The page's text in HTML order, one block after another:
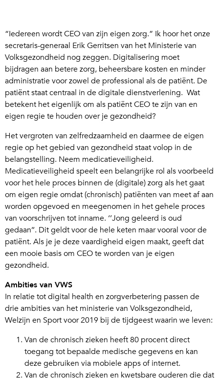
“Iedereen wordt CEO van zijn eigen zorg.” Ik hoor het onze
secretaris-generaal Erik Gerritsen van het Ministerie van
Volksgezondheid nog zeggen. Digitalisering moet
bijdragen aan betere zorg, beheersbare kosten en minder
administratie voor zowel de professional als de patiënt. De
patiënt staat centraal in de digitale dienstverlening. Wat
betekent het eigenlijk om als patiënt CEO te zijn van en
eigen regie te houden over je gezondheid?
Het vergroten van zelfredzaamheid en daarmee de eigen
regie op het gebied van gezondheid staat volop in de
belangstelling. Neem medicatieveiligheid.
Medicatieveiligheid speelt een belangrijke rol als voorbeeld
voor het hele proces binnen de (digitale) zorg als het gaat
om eigen regie omdat (chronisch) patiënten van meet af aan
worden opgevoed en meegenomen in het gehele proces
van voorschrijven tot inname. ‘’Jong geleerd is oud
gedaan’’. Dit geldt voor de hele keten maar vooral voor de
patiënt. Als je je deze vaardigheid eigen maakt, geeft dat
een mooie basis om CEO te worden van je eigen
gezondheid.
Ambities van VWS
In relatie tot digital health en zorgverbetering passen de
drie ambities van het ministerie van Volksgezondheid,
Welzijn en Sport voor 2019 bij de tijdgeest waarin we leven:
Van de chronisch zieken heeft 80 procent direct
toegang tot bepaalde medische gegevens en kan
deze gebruiken via mobiele apps of internet.
Van de chronisch zieken en kwetsbare ouderen die dat